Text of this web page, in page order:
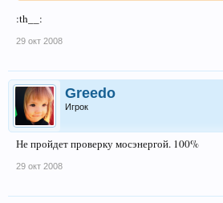
:th__:
29 окт 2008
Greedo
Игрок
Не пройдет проверку мосэнергой. 100%
29 окт 2008